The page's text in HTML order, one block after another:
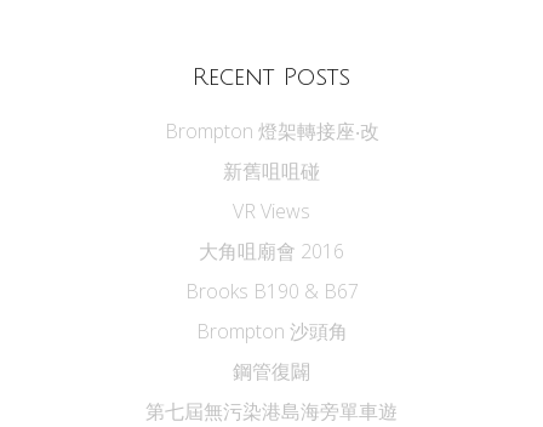
Recent Posts
Brompton 燈架轉接座‧改
新舊咀咀碰
VR Views
大角咀廟會 2016
Brooks B190 & B67
Brompton 沙頭角
鋼管復闢
第七屆無污染港島海旁單車遊